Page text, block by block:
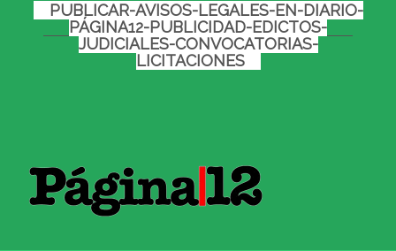
PUBLICAR-AVISOS-LEGALES-EN-DIARIO-
PÁGINA12-PUBLICIDAD-EDICTOS-
JUDICIALES-CONVOCATORIAS-
LICITACIONES